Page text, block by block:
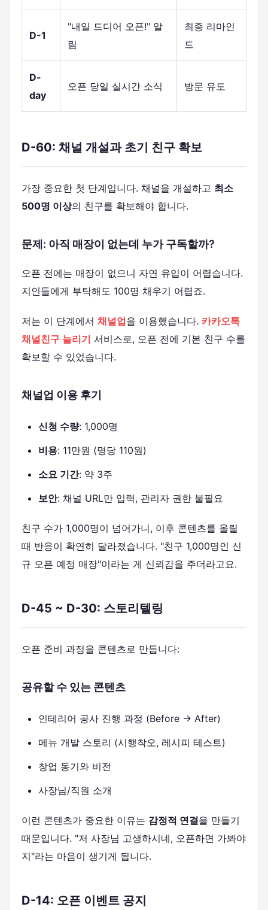
D-1
"내일 드디어 오픈!" 알
림
최종 리마인
드
D-
day
오픈 당일 실시간 소식 방문 유도
D-60: 채널 개설과 초기 친구 확보
가장 중요한 첫 단계입니다. 채널을 개설하고 최소
500명 이상의 친구를 확보해야 합니다.
문제: 아직 매장이 없는데 누가 구독할까?
오픈 전에는 매장이 없으니 자연 유입이 어렵습니다.
지인들에게 부탁해도 100명 채우기 어렵죠.
저는 이 단계에서 채널업을 이용했습니다. 카카오톡
채널친구 늘리기 서비스로, 오픈 전에 기본 친구 수를
확보할 수 있었습니다.
채널업 이용 후기
신청 수량: 1,000명
비용: 11만원 (명당 110원)
소요 기간: 약 3주
보안: 채널 URL만 입력, 관리자 권한 불필요
친구 수가 1,000명이 넘어가니, 이후 콘텐츠를 올릴
때 반응이 확연히 달라졌습니다. "친구 1,000명인 신
규 오픈 예정 매장"이라는 게 신뢰감을 주더라고요.
D-45 ~ D-30: 스토리텔링
오픈 준비 과정을 콘텐츠로 만듭니다:
공유할 수 있는 콘텐츠
인테리어 공사 진행 과정 (Before → After)
메뉴 개발 스토리 (시행착오, 레시피 테스트)
창업 동기와 비전
사장님/직원 소개
이런 콘텐츠가 중요한 이유는 감정적 연결을 만들기
때문입니다. "저 사장님 고생하시네, 오픈하면 가봐야
지"라는 마음이 생기게 됩니다.
D-14: 오픈 이벤트 공지